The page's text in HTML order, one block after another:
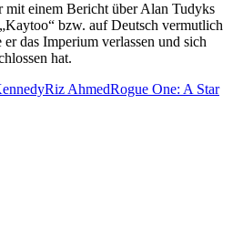
mit einem Bericht über Alan Tudyks
bzw. auf Deutsch vermutlich
das Imperium verlassen und sich
hat.
Riz AhmedRogue One: A Star